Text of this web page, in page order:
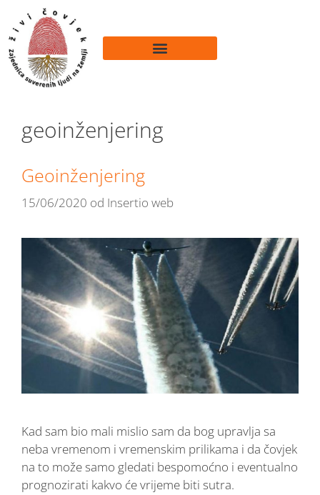
geoinženjering
Geoinženjering
15/06/2020 od Insertio web
Kad sam bio mali mislio sam da bog upravlja sa
neba vremenom i vremenskim prilikama i da čovjek
na to može samo gledati bespomoćno i eventualno
prognozirati kakvo će vrijeme biti sutra.